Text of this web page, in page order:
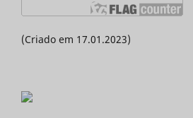
(Criado em 17.01.2023)